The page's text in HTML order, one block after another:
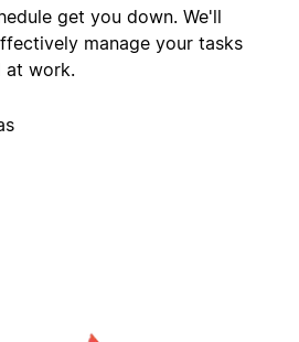
get you down. We'll
manage your tasks
at work.